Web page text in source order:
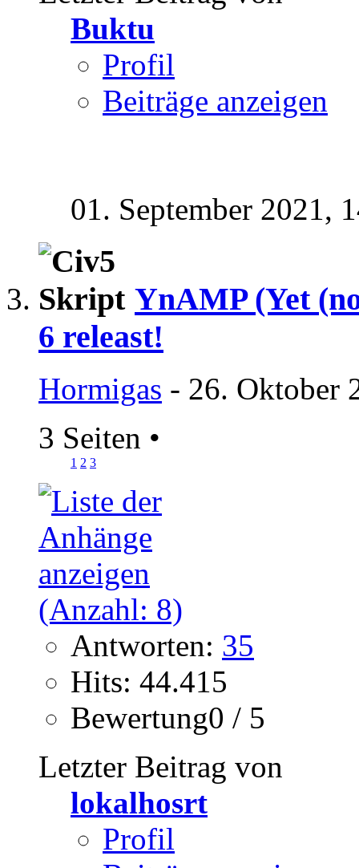
Buktu
Profil
Beiträge anzeigen
01. September 2021,
YnAMP (Yet
6 releast!
Hormigas - 26. Oktober
3 Seiten •
1 2 3
Antworten: 35
Hits: 44.415
Bewertung0 / 5
Letzter Beitrag von
lokalhosrt
Profil